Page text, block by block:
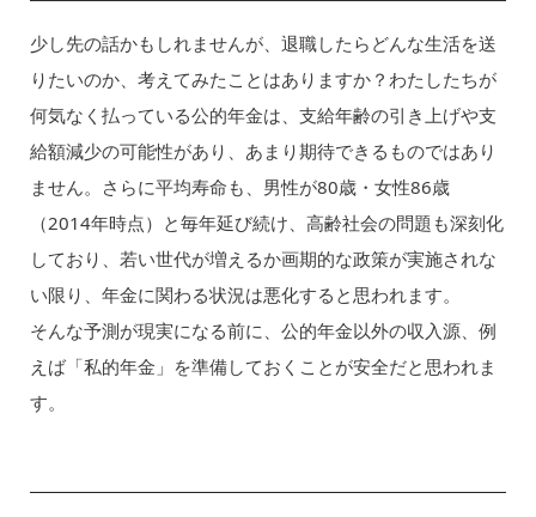
少し先の話かもしれませんが、退職したらどんな生活を送
りたいのか、考えてみたことはありますか？わたしたちが
何気なく払っている公的年金は、支給年齢の引き上げや支
給額減少の可能性があり、あまり期待できるものではあり
ません。さらに平均寿命も、男性が80歳・女性86歳
（2014年時点）と毎年延び続け、高齢社会の問題も深刻化
しており、若い世代が増えるか画期的な政策が実施されな
い限り、年金に関わる状況は悪化すると思われます。
そんな予測が現実になる前に、公的年金以外の収入源、例
えば「私的年金」を準備しておくことが安全だと思われま
す。